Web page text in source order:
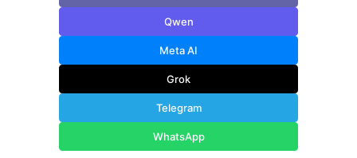
Qwen
Meta AI
Grok
Telegram
WhatsApp